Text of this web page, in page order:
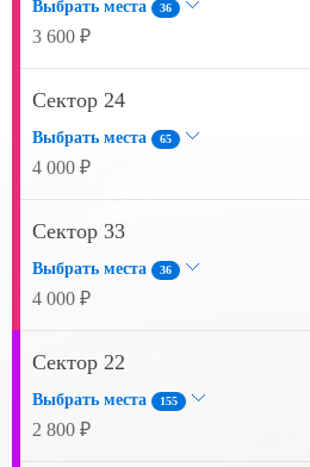
Выбрать места 36
3 600 ₽
Сектор 24
Выбрать места 65
4 000 ₽
Сектор 33
Выбрать места 36
4 000 ₽
Сектор 22
Выбрать места 155
2 800 ₽